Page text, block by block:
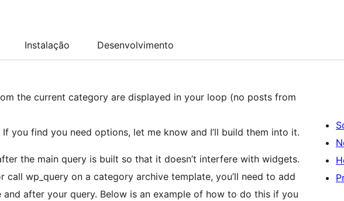
Instalação Desenvolvimento
the current category are displayed in your loop (no posts from
If you find you need options, let me know and I’ll build them into it.
the main query is built so that it doesn’t interfere with widgets.
call wp_query on a category archive template, you’ll need to add
after your query. Below is an example of how to do this if you